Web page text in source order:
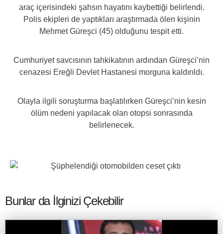
araç içerisindeki şahsın hayatını kaybettiği belirlendi.
Polis ekipleri de yaptıkları araştırmada ölen kişinin
Mehmet Güreşci (45) olduğunu tespit etti.
Cumhuriyet savcısının tahkikatının ardından Güreşci’nin
cenazesi Ereğli Devlet Hastanesi morguna kaldırıldı.
Olayla ilgili soruşturma başlatılırken Güreşci’nin kesin
ölüm nedeni yapılacak olan otopsi sonrasında
belirlenecek.
Bunlar da İlginizi Çekebilir